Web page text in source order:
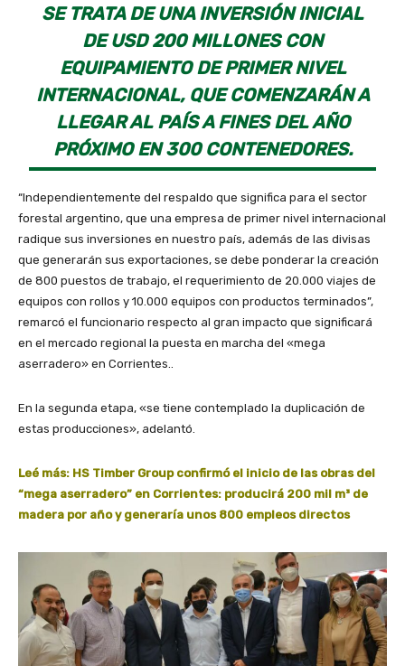
SE TRATA DE UNA INVERSIÓN INICIAL
DE USD 200 MILLONES CON
EQUIPAMIENTO DE PRIMER NIVEL
INTERNACIONAL, QUE COMENZARÁN A
LLEGAR AL PAÍS A FINES DEL AÑO
PRÓXIMO EN 300 CONTENEDORES.
“Independientemente del respaldo que significa para el sector
forestal argentino, que una empresa de primer nivel internacional
radique sus inversiones en nuestro país, además de las divisas
que generarán sus exportaciones, se debe ponderar la creación
de 800 puestos de trabajo, el requerimiento de 20.000 viajes de
equipos con rollos y 10.000 equipos con productos terminados”,
remarcó el funcionario respecto al gran impacto que significará
en el mercado regional la puesta en marcha del «mega
aserradero» en Corrientes..
En la segunda etapa, «se tiene contemplado la duplicación de
estas producciones», adelantó.
Leé más: HS Timber Group confirmó el inicio de las obras del
“mega aserradero” en Corrientes: producirá 200 mil m³ de
madera por año y generaría unos 800 empleos directos